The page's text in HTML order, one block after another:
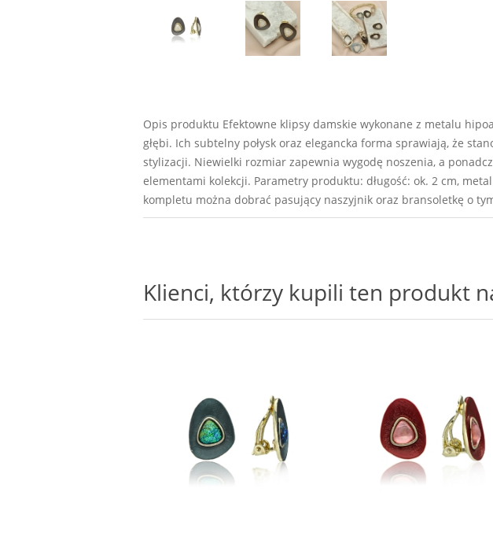
Opis produktu Efektowne klipsy damskie wykonane z metalu
głębi. Ich subtelny połysk oraz elegancka forma sprawiają, że
stylizacji. Niewielki rozmiar zapewnia wygodę noszenia, a
elementami kolekcji. Parametry produktu: długość: ok. 2 cm,
kompletu można dobrać pasujący naszyjnik oraz bransoletkę o
Klienci, którzy kupili ten produkt